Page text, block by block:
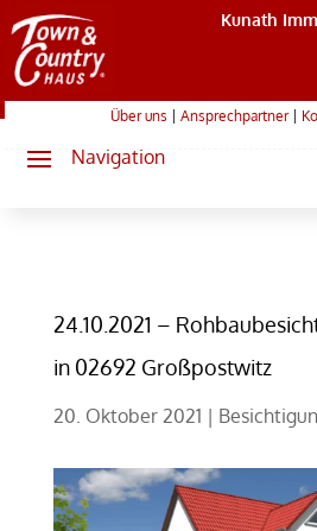
Kunath
Über uns Ansprechpartner|
24.10.2021 –
in 02692 Großpostwitz
20. Oktober 2021 |